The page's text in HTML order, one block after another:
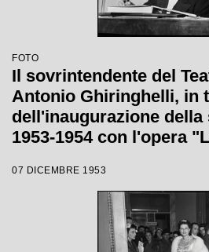
FOTO
Il sovrintendente del
Antonio Ghiringhelli, in
dell'inaugurazione
1953-1954 con l'opera
Giulini, con la regia di
alle sue spalle la
07 DICEMBRE 1953